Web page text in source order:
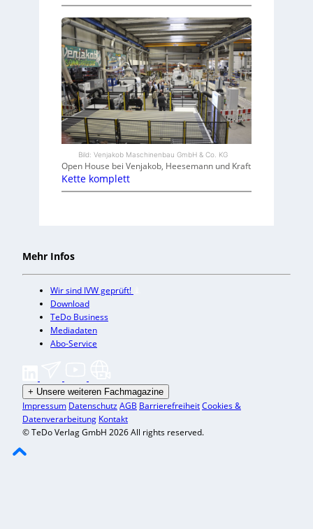
Bild: Venjakob Maschinenbau GmbH & Co. KG
Open House bei Venjakob, Heesemann und Kraft
Kette komplett
Mehr Infos
Wir sind IVW geprüft!
Download
TeDo Business
Mediadaten
Abo-Service
+ Unsere weiteren Fachmagazine
Impressum DatenschutzAGB BarrierefreiheitCookies &
Datenverarbeitung Kontakt
© TeDo Verlag GmbH 2026 All rights reserved.